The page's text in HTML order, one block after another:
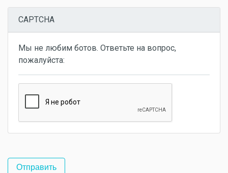
CAPTCHA
Мы не любим ботов. Ответьте на вопрос,
пожалуйста: